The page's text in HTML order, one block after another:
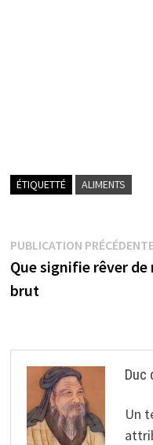
ÉTIQUETTÉ ALIMENTS
Navigation
de
PUBLICATION
Que signifie rêver de
brut
Duc
Un